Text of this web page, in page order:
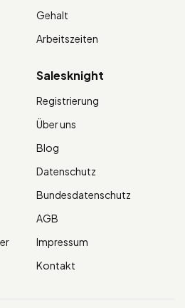
Gehalt
Arbeitszeiten
Salesknight
Registrierung
Über uns
Blog
Datenschutz
Bundesdatenschutz
AGB
Impressum
Kontakt